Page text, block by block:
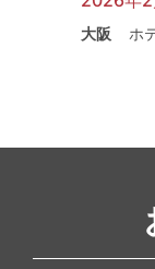
大阪 ホ